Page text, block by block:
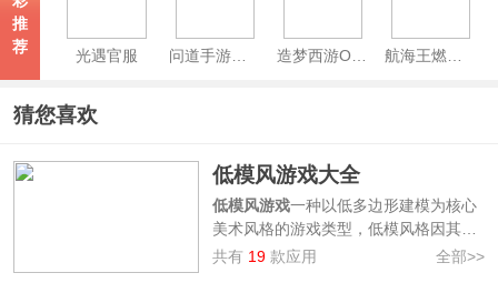
推
荐
光遇官服 问道手游官服
猜您喜欢
低模风游戏大全
低模风游戏一种以低多边形建模为核心
美术风格的游戏类型，低模风格因其独
特的视觉效果和性能优势，仍然在独立
共有 19 款应用 全部>>